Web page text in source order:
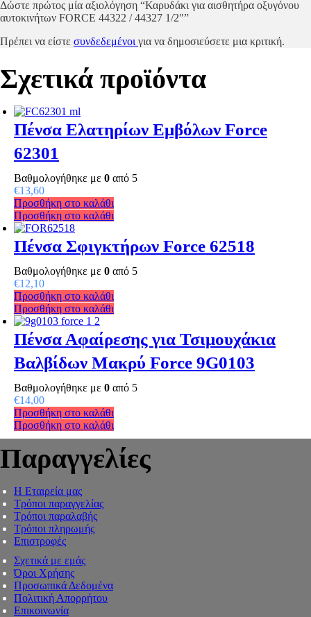
Δώστε πρώτος μία αξιολόγηση “Καρυδάκι για αισθητήρα οξυγόνου
αυτοκινήτων FORCE 44322 / 44327 1/2″”
Πρέπει να είστε συνδεδεμένοι για να δημοσιεύσετε μια κριτική.
Σχετικά προϊόντα
Πένσα Ελατηρίων Εμβόλων Force
62301
Βαθμολογήθηκε με 0 από 5
€13,60
Προσθήκη στο καλάθι
Προσθήκη στο καλάθι
Πένσα Σφιγκτήρων Force 62518
Βαθμολογήθηκε με 0 από 5
€12,10
Προσθήκη στο καλάθι
Προσθήκη στο καλάθι
Πένσα Αφαίρεσης για Τσιμουχάκια
Βαλβίδων Μακρύ Force 9G0103
Βαθμολογήθηκε με 0 από 5
€14,00
Προσθήκη στο καλάθι
Προσθήκη στο καλάθι
Παραγγελίες
Η Εταιρεία μας
Τρόποι παραγγελίας
Τρόποι παραλαβής
Τρόποι πληρωμής
Επιστροφές
Σχετικά με εμάς
Όροι Χρήσης
Προσωπικά Δεδομένα
Πολιτική Απορρήτου
Επικοινωνία